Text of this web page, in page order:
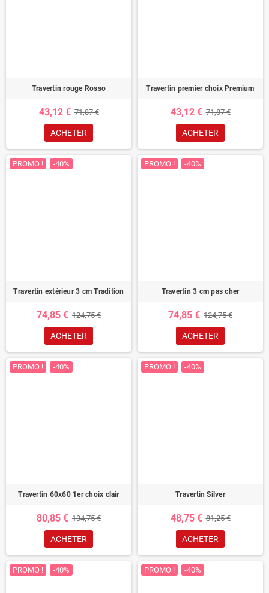
Travertin rouge Rosso
43,12 € 71,87 €
ACHETER
Travertin premier choix Premium
43,12 € 71,87 €
ACHETER
PROMO ! -40%
Travertin extérieur 3 cm Tradition
74,85 € 124,75 €
ACHETER
PROMO ! -40%
Travertin 3 cm pas cher
74,85 € 124,75 €
ACHETER
PROMO ! -40%
Travertin 60x60 1er choix clair
80,85 € 134,75 €
ACHETER
PROMO ! -40%
Travertin Silver
48,75 € 81,25 €
ACHETER
PROMO ! -40% PROMO ! -40%